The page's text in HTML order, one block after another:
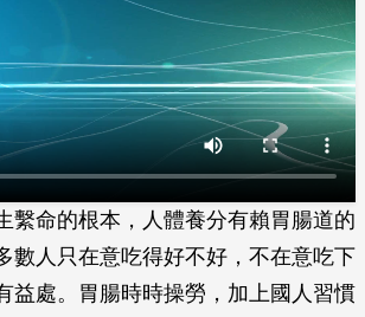
繫命的根本，人體養分有賴胃腸道的
數人只在意吃得好不好，不在意吃下
益處。胃腸時時操勞，加上國人習慣